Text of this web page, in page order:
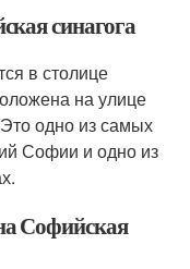
синагога
в столице
на улице
одно из самых
Софии и одно из
Софийская